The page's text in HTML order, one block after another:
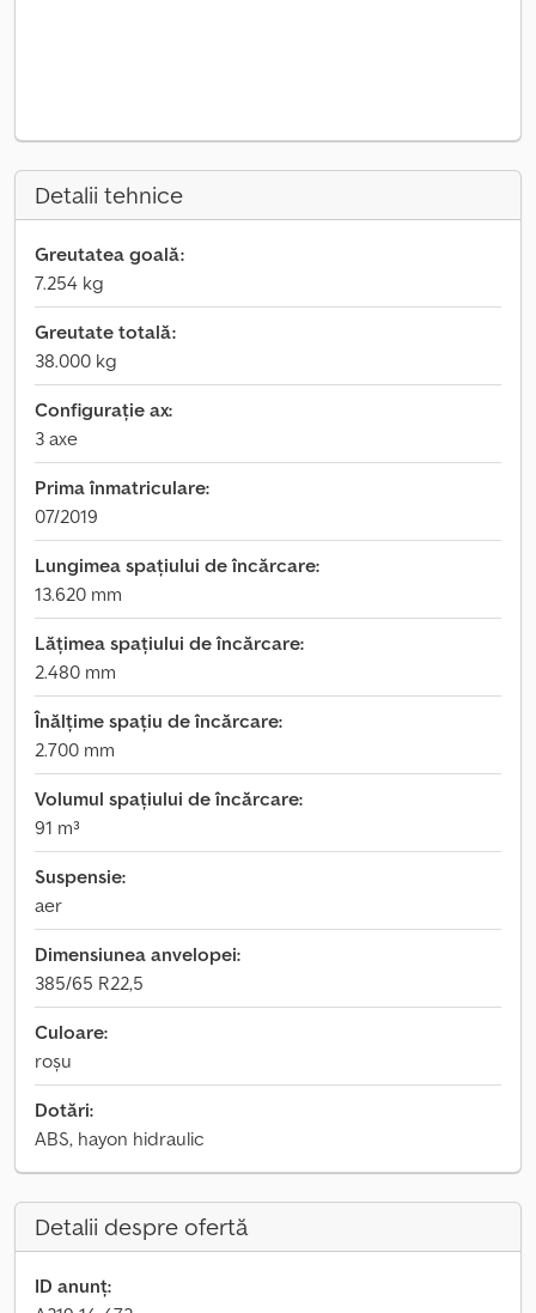
Detalii tehnice
Greutatea goală:
7.254 kg
Greutate totală:
38.000 kg
Configurație ax:
3 axe
Prima înmatriculare:
07/2019
Lungimea spațiului de încărcare:
13.620 mm
Lățimea spațiului de încărcare:
2.480 mm
Înălțime spațiu de încărcare:
2.700 mm
Volumul spațiului de încărcare:
91 m³
Suspensie:
aer
Dimensiunea anvelopei:
385/65 R22,5
Culoare:
roșu
Dotări:
ABS, hayon hidraulic
Detalii despre ofertă
ID anunț: